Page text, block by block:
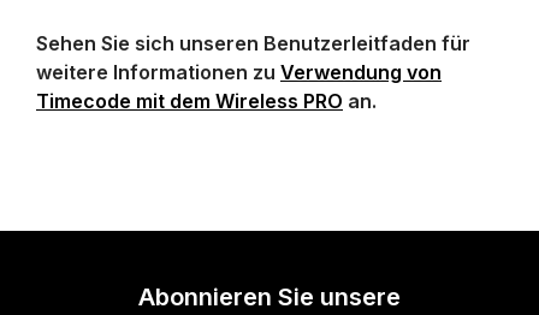
Sehen Sie sich unseren Benutzerleitfaden für
weitere Informationen zu Verwendung von
Timecode mit dem Wireless PRO an.
Abonnieren Sie unsere